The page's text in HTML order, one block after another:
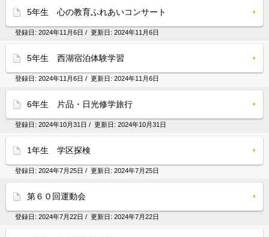
5年生 心の教育ふれあいコンサート
登録日: 2024年11月6日 / 更新日: 2024年11月6日
5年生 西湖宿泊体験学習
登録日: 2024年11月6日 / 更新日: 2024年11月6日
6年生 片品・日光修学旅行
登録日: 2024年10月31日 / 更新日: 2024年10月31日
1年生 学区探検
登録日: 2024年7月25日 / 更新日: 2024年7月25日
第６０回運動会
登録日: 2024年7月22日 / 更新日: 2024年7月22日